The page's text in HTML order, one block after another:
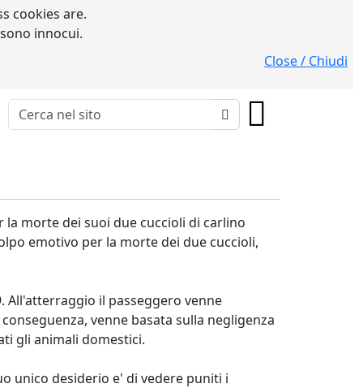
cookies are.
innocui.
Close / Chiudi
morte dei suoi due cuccioli di carlino
emotivo per la morte dei due cuccioli,
All'atterraggio il passeggero venne
venne basata sulla negligenza
gli animali domestici.
unico desiderio e' di vedere puniti i